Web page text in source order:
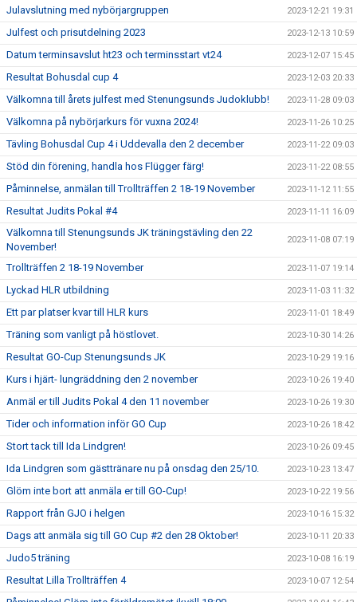
Julavslutning med nybörjargruppen 2023-12-21 19:31
Julfest och prisutdelning 2023 2023-12-13 10:59
Datum terminsavslut ht23 och terminsstart vt24 2023-12-07 15:45
Resultat Bohusdal cup 4 2023-12-03 20:33
Välkomna till årets julfest med Stenungsunds Judoklubb! 2023-11-28 09:03
Välkomna på nybörjarkurs för vuxna 2024! 2023-11-26 10:25
Tävling Bohusdal Cup 4 i Uddevalla den 2 december 2023-11-22 09:03
Stöd din förening, handla hos Flügger färg! 2023-11-22 08:55
Påminnelse, anmälan till Trollträffen 2 18-19 November 2023-11-12 11:55
Resultat Judits Pokal #4 2023-11-11 16:09
Välkomna till Stenungsunds JK träningstävling den 22
November!
2023-11-08 07:19
Trollträffen 2 18-19 November 2023-11-07 19:14
Lyckad HLR utbildning 2023-11-03 11:32
Ett par platser kvar till HLR kurs 2023-11-01 18:49
Träning som vanligt på höstlovet. 2023-10-30 14:26
Resultat GO-Cup Stenungsunds JK 2023-10-29 19:16
Kurs i hjärt- lungräddning den 2 november 2023-10-26 19:40
Anmäl er till Judits Pokal 4 den 11 november 2023-10-26 19:30
Tider och information inför GO Cup 2023-10-26 18:42
Stort tack till Ida Lindgren! 2023-10-26 09:45
Ida Lindgren som gästtränare nu på onsdag den 25/10. 2023-10-23 13:47
Glöm inte bort att anmäla er till GO-Cup! 2023-10-22 19:56
Rapport från GJO i helgen 2023-10-16 15:32
Dags att anmäla sig till GO Cup #2 den 28 Oktober! 2023-10-11 20:33
Judo5 träning 2023-10-08 16:19
Resultat Lilla Trollträffen 4 2023-10-07 12:54